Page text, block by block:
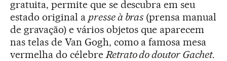
gratuita, permite que se descubra em seu
estado original a presse à bras (prensa manual
de gravação) e vários objetos que aparecem
nas telas de Van Gogh, como a famosa mesa
vermelha do célebre Retrato do doutor Gachet.